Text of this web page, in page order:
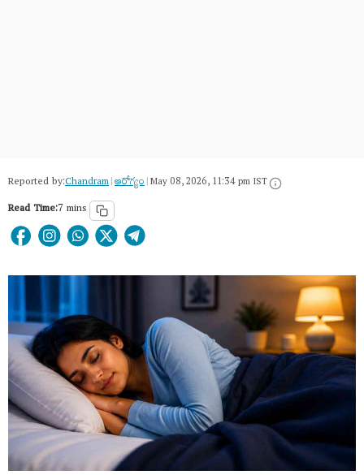
Reported by:Chandram|ఆరోగ్యం|May 08, 2026, 11:34 pm IST
Read Time:7 mins